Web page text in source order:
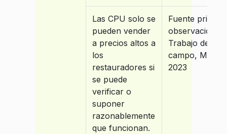
Las CPU solo se
pueden vender
a precios altos a
los
restauradores si
se puede
verificar o
suponer
razonablemente
que funcionan.
Fuente
observación
Trabajo de
campo, MArzo
2023